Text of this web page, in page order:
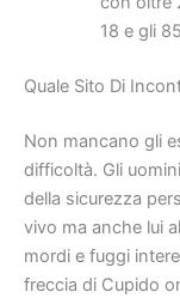
18 e gli
Quale Sito Di
Non mancano gli
difficoltà. Gli
della sicurezza
vivo ma anche lui
mordi e fuggi
freccia di Cupido